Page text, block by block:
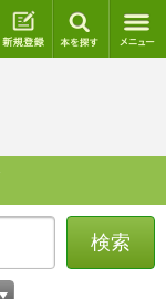
ログイン 新規登録
検索